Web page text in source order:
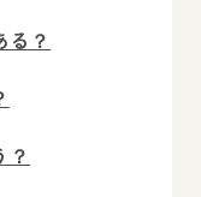
？